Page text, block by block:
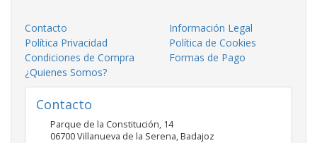
Contacto
Información Legal
Política Privacidad
Política de Cookies
Condiciones de Compra
Formas de Pago
¿Quienes Somos?
Contacto
Parque de la Constitución, 14
06700Villanueva de la Serena,Badajoz